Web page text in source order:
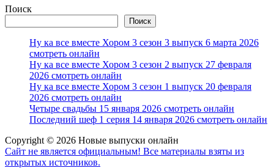
Поиск
Поиск
Ну ка все вместе Хором 3 сезон 3 выпуск 6 марта 2026
смотреть онлайн
Ну ка все вместе Хором 3 сезон 2 выпуск 27 февраля
2026 смотреть онлайн
Ну ка все вместе Хором 3 сезон 1 выпуск 20 февраля
2026 смотреть онлайн
Четыре свадьбы 15 января 2026 смотреть онлайн
Последний шеф 1 серия 14 января 2026 смотреть онлайн
Copyright © 2026 Новые выпуски онлайн
Сайт не является официальным! Все материалы взяты из
открытых источников.